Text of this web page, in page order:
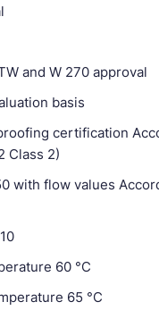
and W 270 approval
basis
certification
Class 2)
with flow values
60 °C
65 °C